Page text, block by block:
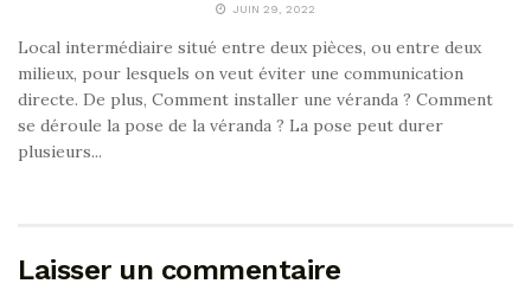
JUIN 29, 2022
Local intermédiaire situé entre deux pièces, ou entre deux
milieux, pour lesquels on veut éviter une communication
directe. De plus, Comment installer une véranda ? Comment
se déroule la pose de la véranda ? La pose peut durer
plusieurs...
Laisser un commentaire